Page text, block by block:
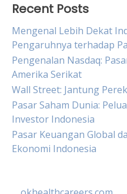
Recent Posts
Mengenal Lebih Dekat
Pengaruhnya terhadap
Pengenalan Nasdaq:
Amerika Serikat
Wall Street: Jantung
Pasar Saham Dunia:
Investor Indonesia
Pasar Keuangan Global
Ekonomi Indonesia